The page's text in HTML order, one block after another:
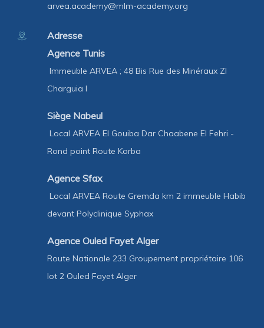
arvea.academy@mlm-academy.org
Adresse
Agence Tunis
Immeuble ARVEA ; 48 Bis Rue des Minéraux ZI
Charguia I
Siège Nabeul
Local ARVEA El Gouiba Dar Chaabene El Fehri -
Rond point Route Korba
Agence Sfax
Local ARVEA Route Gremda km 2 immeuble Habib
devant Polyclinique Syphax
Agence Ouled Fayet Alger
Route Nationale 233 Groupement propriétaire 106
lot 2 Ouled Fayet Alger